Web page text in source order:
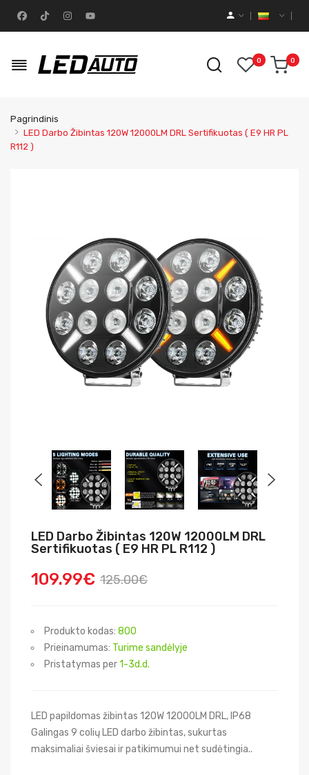
0 0
Pagrindinis
LED Darbo Žibintas 120W 12000LM DRL Sertifikuotas ( E9 HR PL
R112 )
LED Darbo Žibintas 120W 12000LM DRL
Sertifikuotas ( E9 HR PL R112 )
109.99€ 125.00€
Produkto kodas: 800
Prieinamumas: Turime sandėlyje
Pristatymas per1-3d.d.
LED papildomas žibintas 120W 12000LM DRL, IP68
Galingas 9 colių LED darbo žibintas, sukurtas
maksimaliai šviesai ir patikimumui net sudėtingia..